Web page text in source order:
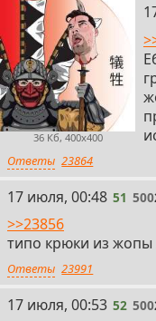
36 Кб, 400x400
Ответы 23864
51
17 июля, 00:48 51 500
>>23856
типо крюки из
Ответы 23991
52
17 июля, 00:53 52 500